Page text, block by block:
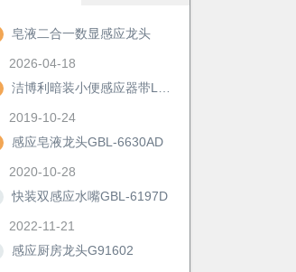
皂液二合一数显感应龙头
2026-04-18
2019-10-24
感应皂液龙头GBL-6630AD
2020-10-28
快装双感应水嘴GBL-6197D
2022-11-21
感应厨房龙头G91602